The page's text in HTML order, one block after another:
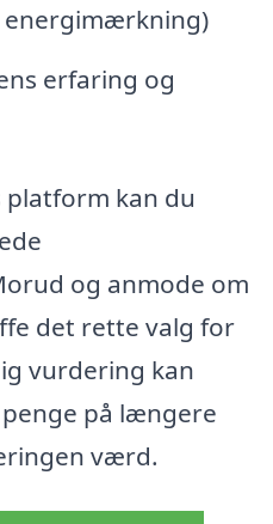
erfaring og
kan du
og anmode om
det rette valg for
vurdering kan
på længere
værd.